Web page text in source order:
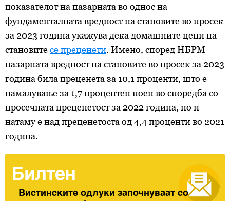
показателот на пазарната во однос на
фундаменталната вредност на становите во просек
за 2023 година укажува дека домашните цени на
становитесе преценети. Имено, според НБРМ
пазарната вредност на становите во просек за 2023
година била преценета за 10,1 проценти, што е
намалување за 1,7 процентен поен во споредба со
просечната преценетост за 2022 година, но и
натаму е над преценетоста од 4,4 проценти во 2021
година.
Билтен
Вистинските одлуки започнуваат со